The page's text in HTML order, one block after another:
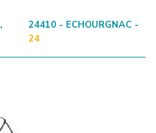
24410 - ECHOURGNAC -
24